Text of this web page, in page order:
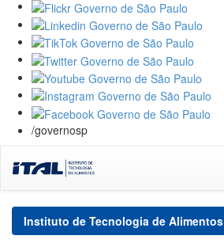
/governosp
navigation
Instituto de Tecnologia de Alimentos